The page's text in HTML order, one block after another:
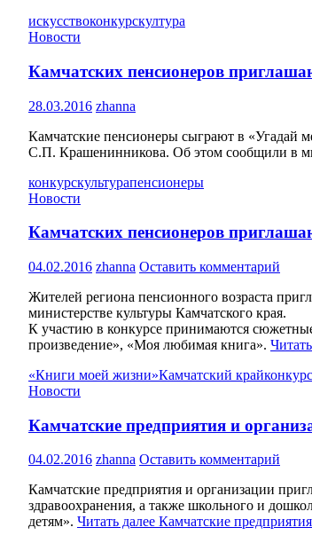
искусствоконкурскултура
Новости
Камчатских пенсионеров
28.03.2016 zhanna
Камчатские пенсионеры сыграют в «Угадай
С.П. Крашенинникова. Об этом сообщили в
конкурскультурапенсионеры
Новости
Камчатских пенсионеров
04.02.2016 zhanna Оставить комментарий
Жителей региона пенсионного возраста
министерстве культуры Камчатского края.
К участию в конкурсе принимаются
произведение», «Моя любимая книга».
«Книги моей жизни»Камчатский крайконкурс
Новости
Камчатские предприятия и
04.02.2016 zhanna Оставить комментарий
Камчатские предприятия и организации
здравоохранения, а также школьного и
детям». Читать далее Камчатские